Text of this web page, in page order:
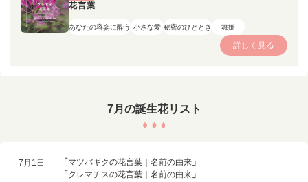
花言葉
あなたの容姿に酔う 小さな愛 秘密のひととき 舞姫
詳しく見る
7月の誕生花リスト
7月1日 「 マツバギクの花言葉｜名前の由来 」
「 クレマチスの花言葉｜名前の由来 」